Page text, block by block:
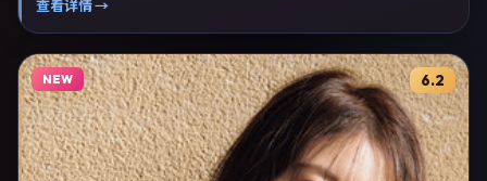
节奏、摄影与配乐上强调沉浸体验，可作为片单推荐、影评长文与专题策
查看详情 →
NEW 6.2